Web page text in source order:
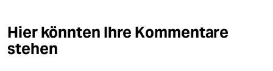
Hier könnten Ihre Kommentare
stehen